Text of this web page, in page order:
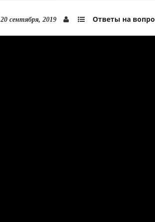
20 сентября, 2019 Ответы на